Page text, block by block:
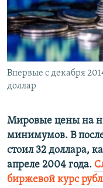
ПОБЕДИТЕЛЕЙ НЕ
КРЫМ.НЕПОКОРЕННЫЙ
ELIFBE
УКРАИНСКАЯ
ПРИСОЕДИНЯЙТЕСЬ!
Все сайты RFE/RL
Впервые с декабря
доллар
Мировые цены на
минимумов. В
стоил 32 доллара,
апреле 2004 года.
биржевой курс